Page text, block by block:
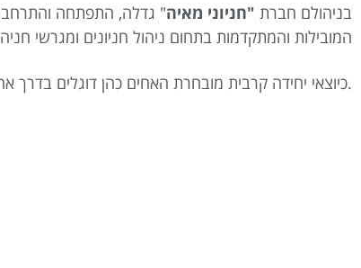
בניהולם חברת "חניוני מאיה" גדלה, התפתחה
המובילות והמתקדמות בתחום ניהול חניונים ומגרשי
.כיוצאי יחידה קרבית מובחרת האחים כהן דוגלים בדרך